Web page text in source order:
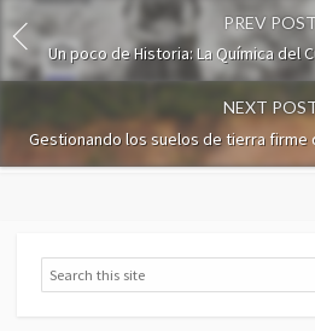
PREV POST
Un poco de Historia: La Química del
NEXT
Gestionando los suelos de tierra firme
Search